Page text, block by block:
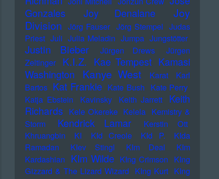
Gonzales
Joy Denalane
Joy
Division Jörg Fauser Jörg Stempel Judas
Priest Juli Julia Meladin Jumpa Jungstötter
Justin Bieber Jürgen Drews
Jürgen
Zeltinger
K.I.Z. Kae Tempest Kamasi
Washington
Kanye West Karat
Karl
Bartos Kat Frankie Kate Bush Kate Perry
Katja Ebstein
Kavinsky Keith Jarrett
Keith
Richards Kele Okereke Kelela Kemistry &
Storm
Kendrick Lamar
Kerstin Ott
Khruangbin
KI KId Creole KId P.
KIda
Ramadan
KIev Stingl KIm Deal
KIm
Kardashian KIm Wilde KIng Crimson KIng
Gizzard & The Lizard Wizard KIng Kurt KIng